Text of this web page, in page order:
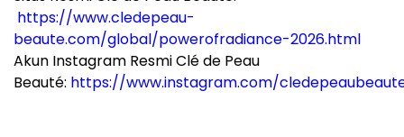
https://www.cledepeau-
beaute.com/global/powerofradiance-2026.html
Akun Instagram Resmi Clé de Peau
Beauté: https://www.instagram.com/